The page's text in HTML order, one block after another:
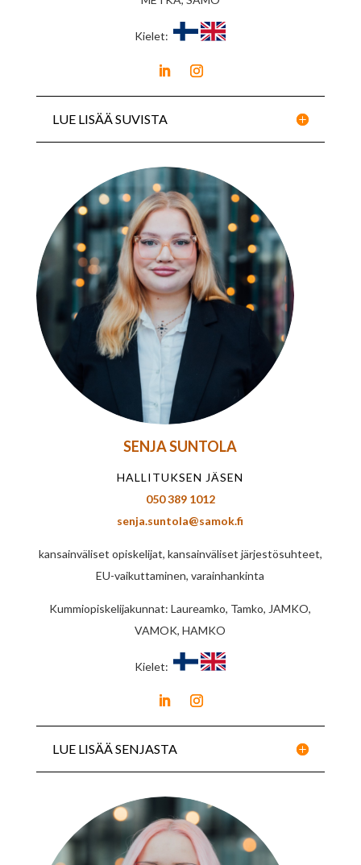
Kielet:
LUE LISÄÄ SUVISTA
SENJA SUNTOLA
HALLITUKSEN JÄSEN
050 389 1012
senja.suntola@samok.fi
kansainväliset opiskelijat, kansainväliset järjestösuhteet,
EU-vaikuttaminen, varainhankinta
Kummiopiskelijakunnat: Laureamko, Tamko, JAMKO,
VAMOK, HAMKO
Kielet:
LUE LISÄÄ SENJASTA